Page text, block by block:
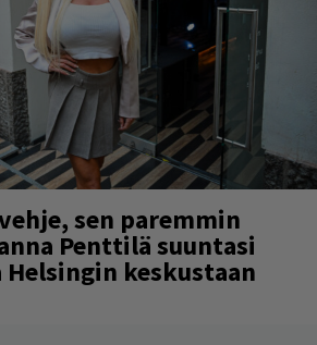
sen paremmin
Penttilä suuntasi
Helsingin keskustaan